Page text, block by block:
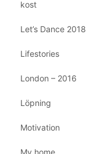
kost
Let’s Dance 2018
Lifestories
London – 2016
Löpning
Motivation